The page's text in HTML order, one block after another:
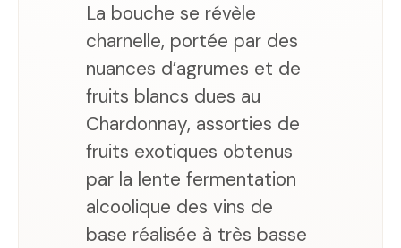
La bouche se révèle
charnelle, portée par des
nuances d’agrumes et de
fruits blancs dues au
Chardonnay, assorties de
fruits exotiques obtenus
par la lente fermentation
alcoolique des vins de
base réalisée à très basse